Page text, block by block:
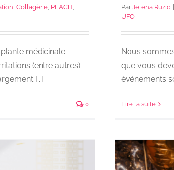
, Collagène, PEACH,
médicinale
(entre autres).
[...]
0
Par Jelena Ruzic
UFO
Nous
que vous
événements
Lire la suite